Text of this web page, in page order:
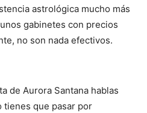
astrológica mucho más
gabinetes con precios
no son nada efectivos.
de Aurora Santana hablas
tienes que pasar por